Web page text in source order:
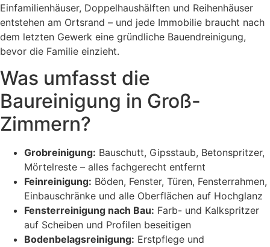
Einfamilienhäuser, Doppelhaushälften und Reihenhäuser
entstehen am Ortsrand – und jede Immobilie braucht nach
dem letzten Gewerk eine gründliche Bauendreinigung,
bevor die Familie einzieht.
Was umfasst die
Baureinigung in Groß-
Zimmern?
Grobreinigung: Bauschutt, Gipsstaub, Betonspritzer,
Mörtelreste – alles fachgerecht entfernt
Feinreinigung: Böden, Fenster, Türen, Fensterrahmen,
Einbauschränke und alle Oberflächen auf Hochglanz
Fensterreinigung nach Bau: Farb- und Kalkspritzer
auf Scheiben und Profilen beseitigen
Bodenbelagsreinigung: Erstpflege und